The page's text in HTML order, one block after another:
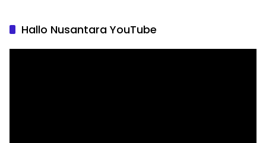
Hallo Nusantara YouTube